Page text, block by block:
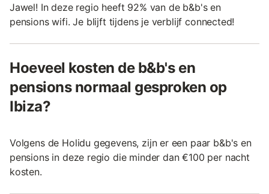
Jawel! In deze regio heeft 92% van de b&b's en
pensions wifi. Je blijft tijdens je verblijf connected!
Hoeveel kosten de b&b's en
pensions normaal gesproken op
Ibiza?
Volgens de Holidu gegevens, zijn er een paar b&b's en
pensions in deze regio die minder dan €100 per nacht
kosten.